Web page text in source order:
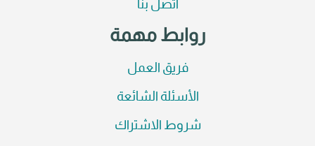
اتصل بنا
روابط مهمة
فريق العمل
الأسئلة الشائعة
شروط الاشتراك